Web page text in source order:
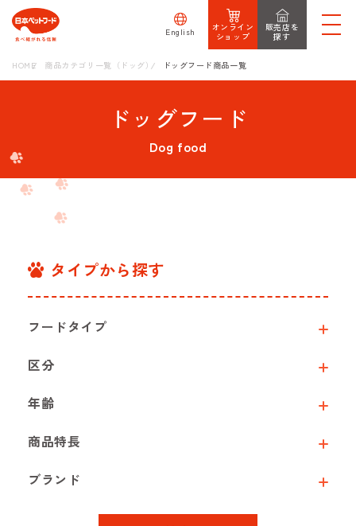
English
オンライン
ショップ
販売店を
探す
HOME 商品カテゴリ一覧（ドッグ） ドッグフード商品一覧
ドッグフード
Dog food
タイプから探す
フードタイプ
区分
年齢
商品特長
ブランド